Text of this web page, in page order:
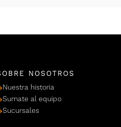
NOSOTROS
Nuestra historia
Sumate al equipo
Sucursales